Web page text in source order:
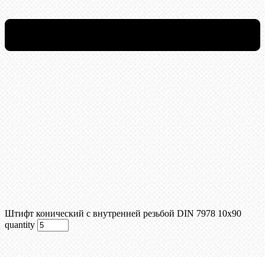
Штифт конический с внутренней резьбой DIN 7978 10х90
quantity